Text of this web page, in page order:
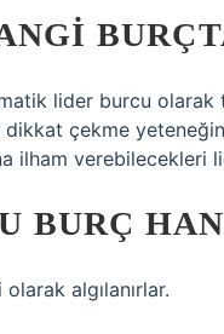
lider burcu
dikkat çekme
ilham verebilecekleri
BURÇ
algılanırlar.